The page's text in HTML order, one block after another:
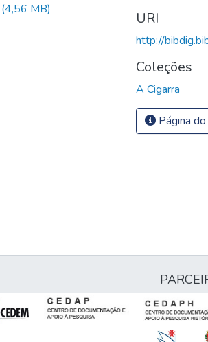
(4,56 MB)
URI
http://
Coleções
A Cigarra
Página